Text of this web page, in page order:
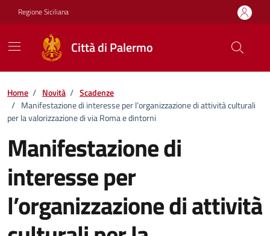
Vai ai contenuti
Vai al footer
Regione Siciliana
Città di Palermo
Home / Novità / Scadenze
/ Manifestazione di interesse per l’organizzazione di attività culturali
per la valorizzazione di via Roma e dintorni
Manifestazione di
interesse per
l’organizzazione di attività